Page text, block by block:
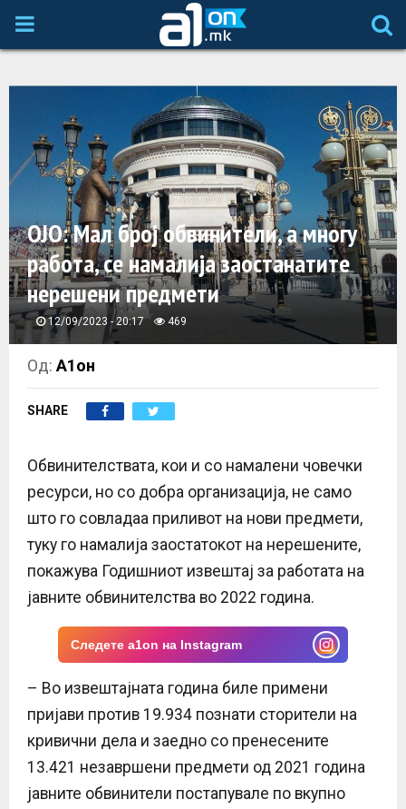
P
M
A
R
Y
M
E
N
U
OJO: Мал број обвинители, а многу
работа, се намалија заостанатите
нерешени предмети
12/09/2023 - 20:17 469
Од:А1он
SHARE
Обвинителствата, кои и со намалени човечки
ресурси, но со добра организација, не само
што го совладаа приливот на нови предмети,
туку го намалија заостатокот на нерешените,
покажува Годишниот извештај за работата на
јавните обвинителства во 2022 година.
Следете a1on на Instagram
– Во извештајната година биле примени
пријави против 19.934 познати сторители на
кривични дела и заедно со пренесените
13.421 незавршени предмети од 2021 година
јавните обвинители постапувале по вкупно